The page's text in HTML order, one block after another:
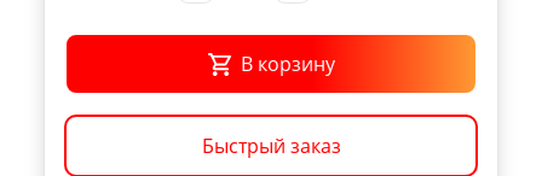
В корзину
Быстрый заказ